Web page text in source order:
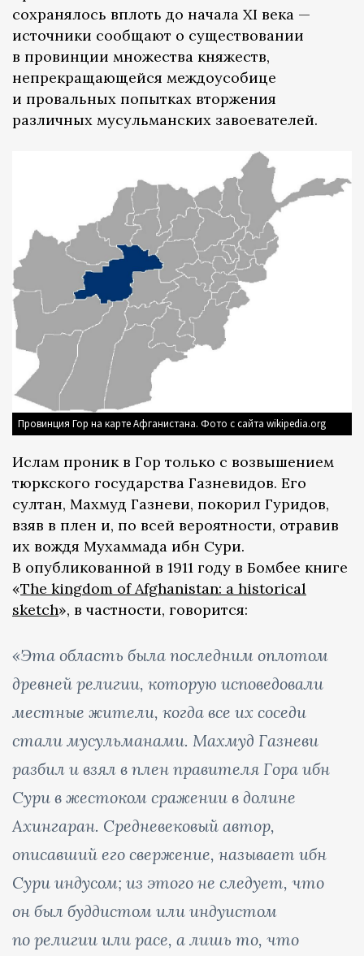
сохранялось вплоть до начала XI века —
источники сообщают о существовании
в провинции множества княжеств,
непрекращающейся междоусобице
и провальных попытках вторжения
различных мусульманских завоевателей.
Провинция Гор на карте Афганистана. Фото с сайта wikipedia.org
Ислам проник в Гор только с возвышением
тюркского государства Газневидов. Его
султан, Махмуд Газневи, покорил Гуридов,
взяв в плен и, по всей вероятности, отравив
их вождя Мухаммада ибн Сури.
В опубликованной в 1911 году в Бомбее книге
«The kingdom of Afghanistan: a historical
sketch», в частности, говорится:
«Эта область была последним оплотом
древней религии, которую исповедовали
местные жители, когда все их соседи
стали мусульманами. Махмуд Газневи
разбил и взял в плен правителя Гора ибн
Сури в жестоком сражении в долине
Ахингаран. Средневековый автор,
описавший его свержение, называет ибн
Сури индусом; из этого не следует, что
он был буддистом или индуистом
по религии или расе, а лишь то, что